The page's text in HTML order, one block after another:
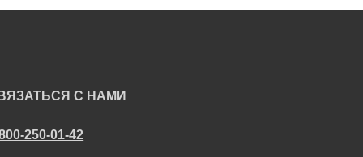
С НАМИ
250-01-42